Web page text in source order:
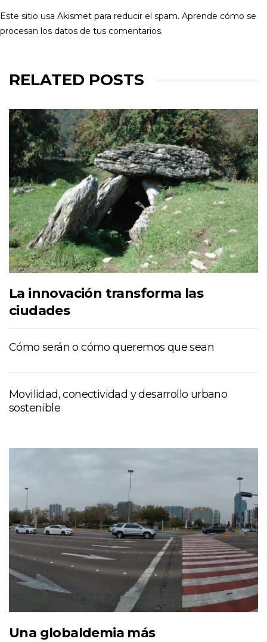
Este sitio usa Akismet para reducir el spam. Aprende cómo se
procesan los datos de tus comentarios.
RELATED POSTS
La innovación transforma las
ciudades
Cómo serán o cómo queremos que sean
Movilidad, conectividad y desarrollo urbano
sostenible
Una globaldemia más